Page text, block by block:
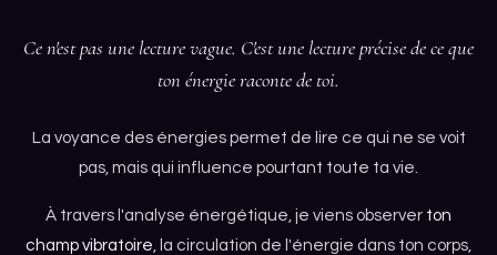
Ce n'est pas une lecture vague. C'est une lecture précise de ce que
ton énergie raconte de toi.
La voyance des énergies permet de lire ce qui ne se voit
pas, mais qui influence pourtant toute ta vie.
À travers l'analyse énergétique, je viens observer ton
champ vibratoire , la circulation de l'énergie dans ton corps,